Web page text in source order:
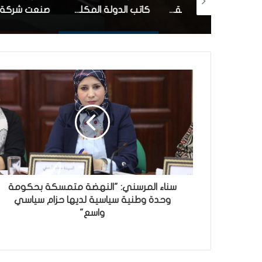
كاتب الدولة المكلف بالشركات الاهلية: قريبا الترفيع في سقف تمويل الشركات الأهلية إلى مليون دينار
سناء المرسني: "النهضة متمسكة بحكومة
وحدة وطنية سياسية لديها حزام سياسي
واسع"